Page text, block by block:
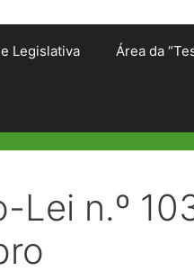
Legislativa Área da
Lei n.º